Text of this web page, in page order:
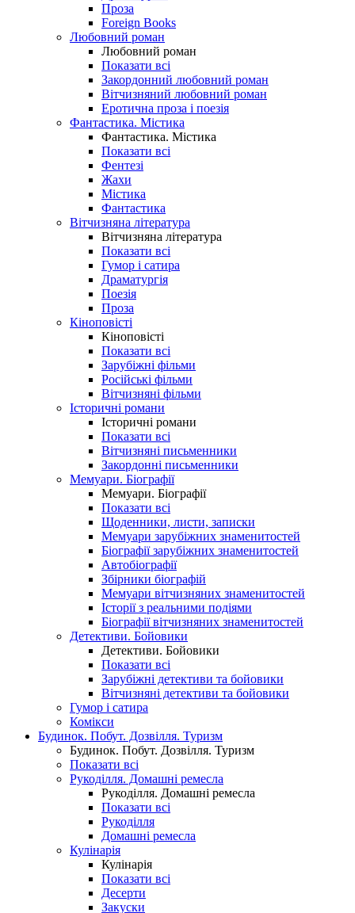
Проза
Foreign Books
Любовний роман
Любовний роман
Показати всі
Закордонний любовний роман
Вітчизняний любовний роман
Еротична проза і поезія
Фантастика. Містика
Фантастика. Містика
Показати всі
Фентезі
Жахи
Містика
Фантастика
Вітчизняна література
Вітчизняна література
Показати всі
Гумор і сатира
Драматургія
Поезія
Проза
Кіноповісті
Кіноповісті
Показати всі
Зарубіжні фільми
Російські фільми
Вітчизняні фільми
Історичні романи
Історичні романи
Показати всі
Вітчизняні письменники
Закордонні письменники
Мемуари. Біографії
Мемуари. Біографії
Показати всі
Щоденники, листи, записки
Мемуари зарубіжних знаменитостей
Біографії зарубіжних знаменитостей
Автобіографії
Збірники біографій
Мемуари вітчизняних знаменитостей
Історії з реальними подіями
Біографії вітчизняних знаменитостей
Детективи. Бойовики
Детективи. Бойовики
Показати всі
Зарубіжні детективи та бойовики
Вітчизняні детективи та бойовики
Гумор і сатира
Комікси
Будинок. Побут. Дозвілля. Туризм
Будинок. Побут. Дозвілля. Туризм
Показати всі
Рукоділля. Домашні ремесла
Рукоділля. Домашні ремесла
Показати всі
Рукоділля
Домашні ремесла
Кулінарія
Кулінарія
Показати всі
Десерти
Закуски